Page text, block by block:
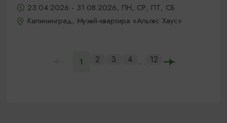
23.04.2026 - 31.08.2026, ПН, СР, ПТ, СБ
Калининград, Музей-квартира «Альтес Хаус»
1 2 3 4 ... 12